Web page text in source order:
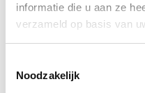
informatie die u aan ze
verzameld op basis van
Noodzakelijk
FUSSRING AUS